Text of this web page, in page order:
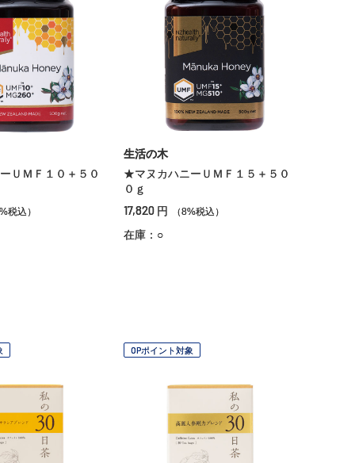
ＵＭＦ１０＋５０
税込）
生活の木
★マヌカハニーＵＭＦ１５＋５０
０ｇ
17,820 円 （8%税込）
在庫：○
OPポイント対象